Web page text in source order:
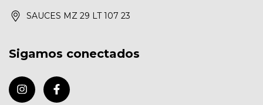
SAUCES MZ 29 LT 107 23
Sigamos conectados